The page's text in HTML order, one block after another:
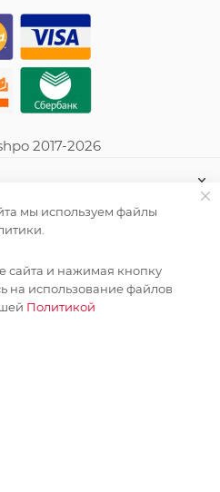
2017-2026
мы используем файлы
сайта и нажимая кнопку
на использование файлов
Политикой